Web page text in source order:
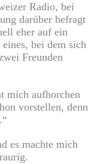
Radio, bei
darüber befragt
eher auf ein
bei dem sich
Freunden
mich aufhorchen
vorstellen, denn
es machte mich